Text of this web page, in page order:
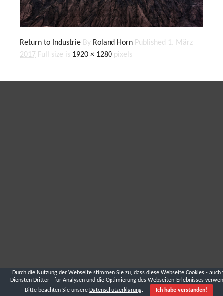
Return to Industrie By Roland Horn Published 1. März
2017 Full size is 1920 × 1280 pixels
Durch die Nutzung der Webseite stimmen Sie zu, dass diese Webseite Cookies - auch
Diensten Dritter - für Analysen und die Optimierung des Webseiten-Erlebnisses
Bitte beachten Sie unsere Datenschutzerklärung. Ich habe verstanden!